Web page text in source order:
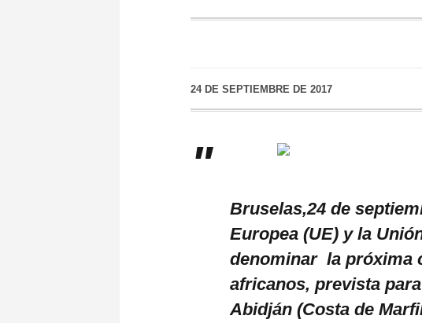
24 DE SEPTIEMBRE DE 2017
Bruselas,24 de
Europea (UE) y la
denominar la próxima
africanos, prevista
Abidján (Costa de